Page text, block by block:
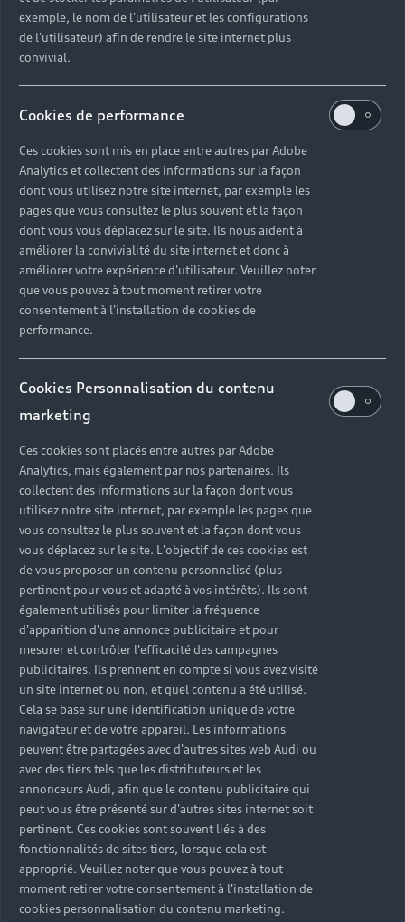
Retour en haut
Accès rapides
Tous les modèles
Recherche de véhicules neufs
Véhicules d'occasion disponibles
Demander un essai
Contactez-nous
Modèles
Électrique
Hybride rechargeable
Sport
Achat et location
Voir nos véhicules disponibles
Offres du moment
Votre Audi
Entretenir et réparer mon Audi
Action de Service EA 189
Cotrans Assistance
Campagne de rappel Airbag Takata
Univers Audi
Notre vision
Audi Sport
Carrières
© 2024 Cotrans Automobiles. Tous droits réservés.
Mentions légales
Politique sur les cookies
exemple, le nom de l'utilisateur et les configurations
de l'utilisateur) afin de rendre le site internet plus
convivial.
Cookies de performance
Ces cookies sont mis en place entre autres par Adobe
Analytics et collectent des informations sur la façon
dont vous utilisez notre site internet, par exemple les
pages que vous consultez le plus souvent et la façon
dont vous vous déplacez sur le site. Ils nous aident à
améliorer la convivialité du site internet et donc à
améliorer votre expérience d'utilisateur. Veuillez noter
que vous pouvez à tout moment retirer votre
consentement à l'installation de cookies de
performance.
Cookies Personnalisation du contenu
marketing
Ces cookies sont placés entre autres par Adobe
Analytics, mais également par nos partenaires. Ils
collectent des informations sur la façon dont vous
utilisez notre site internet, par exemple les pages que
vous consultez le plus souvent et la façon dont vous
vous déplacez sur le site. L'objectif de ces cookies est
de vous proposer un contenu personnalisé (plus
pertinent pour vous et adapté à vos intérêts). Ils sont
également utilisés pour limiter la fréquence
d'apparition d'une annonce publicitaire et pour
mesurer et contrôler l'efficacité des campagnes
publicitaires. Ils prennent en compte si vous avez visité
un site internet ou non, et quel contenu a été utilisé.
Cela se base sur une identification unique de votre
navigateur et de votre appareil. Les informations
peuvent être partagées avec d'autres sites web Audi ou
avec des tiers tels que les distributeurs et les
annonceurs Audi, afin que le contenu publicitaire qui
peut vous être présenté sur d'autres sites internet soit
pertinent. Ces cookies sont souvent liés à des
fonctionnalités de sites tiers, lorsque cela est
approprié. Veuillez noter que vous pouvez à tout
moment retirer votre consentement à l'installation de
cookies personnalisation du contenu marketing.